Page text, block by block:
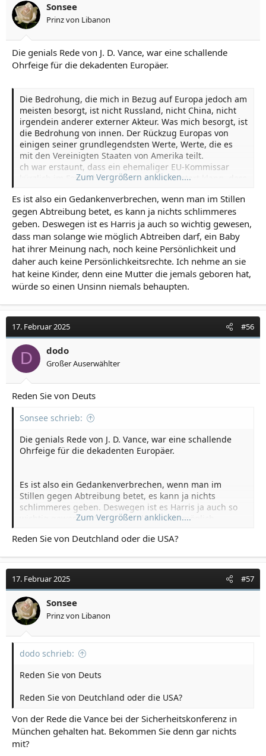
Sonsee
Prinz von Libanon
Die genials Rede von J. D. Vance, war eine schallende
Ohrfeige für die dekadenten Europäer.
Die Bedrohung, die mich in Bezug auf Europa jedoch am
meisten besorgt, ist nicht Russland, nicht China, nicht
irgendein anderer externer Akteur. Was mich besorgt, ist
die Bedrohung von innen. Der Rückzug Europas von
einigen seiner grundlegendsten Werte, Werte, die es
mit den Vereinigten Staaten von Amerika teilt.
ch war erstaunt, dass ein ehemaliger EU-Kommissar
kürzlich im Fernsehen auftrat und begeistert klang, dass
annulliert hatte. Er warnte, dass, wenn die Dinge nicht
nach Plan laufen, genau dasselbe auch in Deutschland
passieren könnte.[...]
Ich wünschte, ich könnte sagen, dass dies ein Einzelfall
war, ein verrücktes Beispiel für ein schlecht
geschriebenes Gesetz, das gegen eine einzelne Person
angewendet wurde. Doch nein – im vergangenen
Oktober, vor nur wenigen Monaten, begann die
schottische Regierung, Briefe an Bürger zu verteilen,
deren Häuser in sogenannten sicheren
Zugangsbereichen lagen, und warnte sie, dass sogar
privates Gebet in ihren eigenen vier Wänden als
Gesetzesverstoß gelten könnte. Natürlich forderte die
Regierung die Empfänger auf, verdächtige Mitbürger,
die eines Gedankenverbrechens schuldig sein könnten,
zu melden. InGroßbritannien
fürchte ich, ist die Meinungsfreiheit auf dem Rückzug.
J. D. Vance: Die Münchener Rede des US-Vizepräsidenten im Wortlaut
Auf der Münchner Sicherheitskonferenz hat
Trump-Vize J. D. Vance über das Verhältnis
zwischen den USA und Europa gesprochen. Die
Rede in deutscher Übersetzung und englischem
Zum Vergrößern anklicken....
Es ist also ein Gedankenverbrechen, wenn man im Stillen
gegen Abtreibung betet, es kann ja nichts schlimmeres
geben. Deswegen ist es Harris ja auch so wichtig gewesen,
dass man solange wie möglich Abtreiben darf, ein Baby
hat ihrer Meinung nach, noch keine Persönlichkeit und
daher auch keine Persönlichkeitsrechte. Ich nehme an sie
hat keine Kinder, denn eine Mutter die jemals geboren hat,
würde so einen Unsinn niemals behaupten.
17. Februar 2025 #56
D dodo
Großer Auserwählter
Reden Sie von Deuts
Sonsee schrieb:
Die genials Rede von J. D. Vance, war eine schallende
Ohrfeige für die dekadenten Europäer.
Es ist also ein Gedankenverbrechen, wenn man im
Stillen gegen Abtreibung betet, es kann ja nichts
schlimmeres geben. Deswegen ist es Harris ja auch so
wichtig gewesen, dass man solange wie möglich
keine Persönlichkeit und daher auch keine
so einen Unsinn niemals behaupten.
Zum Vergrößern anklicken....
Reden Sie von Deutchland oder die USA?
17. Februar 2025 #57
Sonsee
Prinz von Libanon
dodo schrieb:
Reden Sie von Deuts
Reden Sie von Deutchland oder die USA?
Von der Rede die Vance bei der Sicherheitskonferenz in
München gehalten hat. Bekommen Sie denn gar nichts
mit?